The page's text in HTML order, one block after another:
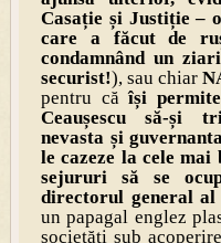
Casație și Justiție –
care a făcut de
condamnând un
securist!), sau chiar
pentru căîși
Ceaușescu să-și
nevasta și
le cazeze la cele mai
sejururi să se
directorul general al
un papagal englez
societăți sub